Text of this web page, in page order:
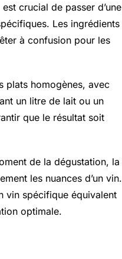
crucial de passer d’une
Les ingrédients
à confusion pour les
plats homogènes, avec
un litre de lait ou un
que le résultat soit
de la dégustation, la
les nuances d’un vin.
vin spécifique équivalent
optimale.